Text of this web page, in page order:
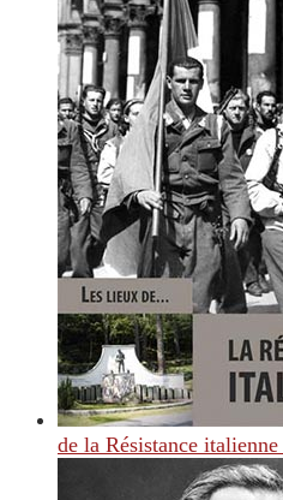
de la Résistance italienne